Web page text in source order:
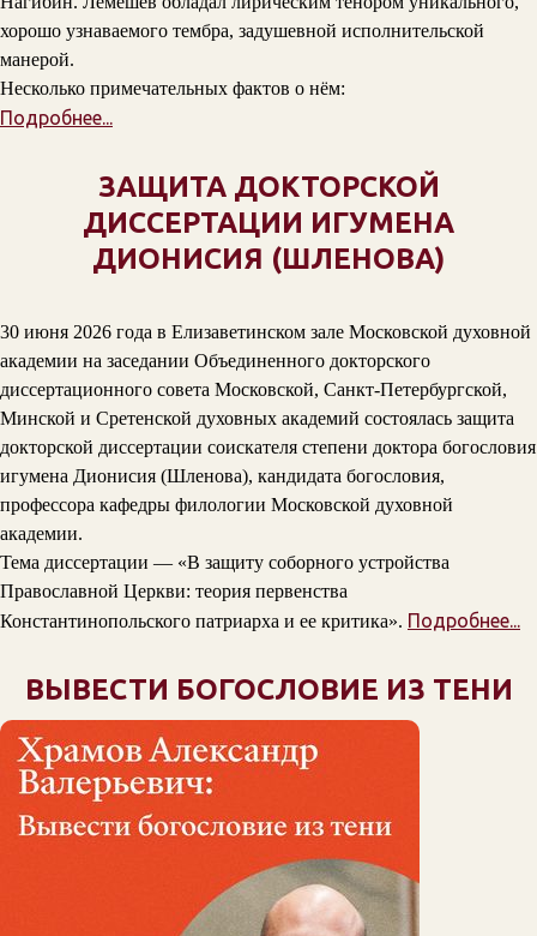
хорошо узнаваемого тембра, задушевной исполнительской
манерой.
Несколько примечательных фактов о нём:
Подробнее...
ЗАЩИТА ДОКТОРСКОЙ
ДИССЕРТАЦИИ ИГУМЕНА
ДИОНИСИЯ (ШЛЕНОВА)
30 июня 2026 года в Елизаветинском зале Московской духовной
академии на заседании Объединенного докторского
диссертационного совета Московской, Санкт-Петербургской,
Минской и Сретенской духовных академий состоялась защита
докторской диссертации соискателя степени доктора богословия
игумена Дионисия (Шленова), кандидата богословия,
профессора кафедры филологии Московской духовной
академии.
Тема диссертации — «В защиту соборного устройства
Православной Церкви: теория первенства
Константинопольского патриарха и ее критика». Подробнее...
ВЫВЕСТИ БОГОСЛОВИЕ ИЗ ТЕНИ